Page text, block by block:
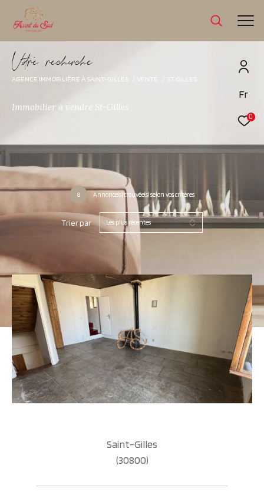
Fr
0
Vore recece
AGENCE IMMOBILIÈRE À SAINT-GILLES VENTE ST GILLES
Immobilier à vendre St-Gilles
8 Annonce(s) trouvée(s) selon vos critères
Trier par Les plus récentes
Saint-Gilles
(30800)